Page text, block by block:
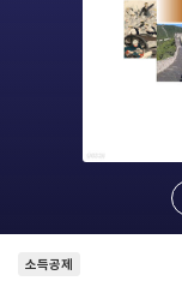
소득공제